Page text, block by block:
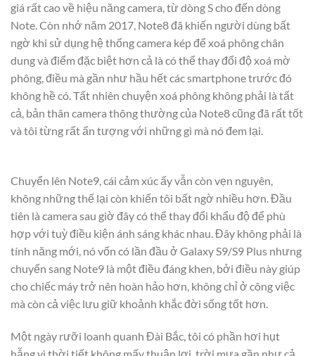
giá rất cao về hiệu năng camera, từ dòng S cho đến dòng
Note. Còn nhớ năm 2017, Note8 đã khiến người dùng bất
ngờ khi sử dụng hệ thống camera kép để xoá phông chân
dung và điểm đặc biệt hơn cả là có thể thay đổi độ xoá mờ
phông, điều mà gần như hầu hết các smartphone trước đó
không hề có. Tất nhiên chuyện xoá phông không phải là tất
cả, bản thân camera thông thường của Note8 cũng đã rất tốt
và tôi từng rất ấn tượng với những gì mà nó đem lại.
Chuyển lên Note9, cái cảm xúc ấy vẫn còn vẹn nguyên,
không những thế lại còn khiến tôi bất ngờ nhiều hơn. Đầu
tiên là camera sau giờ đây có thể thay đổi khẩu độ để phù
hợp với tuỳ điều kiện ánh sáng khác nhau. Đây không phải là
tính năng mới, nó vốn có lần đầu ở Galaxy S9/S9 Plus nhưng
chuyển sang Note9 là một điều đáng khen, bởi điều này giúp
cho chiếc máy trở nên hoàn hảo hơn, không chỉ ở công việc
mà còn cả việc lưu giữ khoảnh khắc đời sống tốt hơn.
Một ngày rưỡi loanh quanh Đài Bắc, tôi có phần hơi hụt
hẫng vì thời tiết không mấy thuận lợi, trời mưa gần như cả